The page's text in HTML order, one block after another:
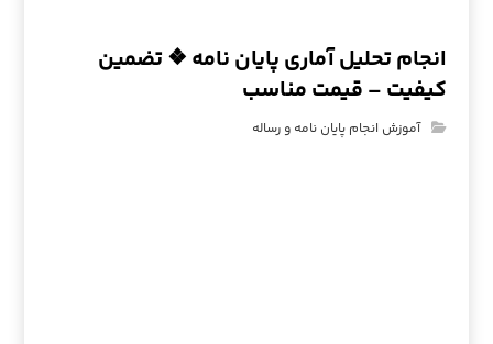
انجام تحلیل آماری پایان نامه ❖ تضمین
کیفیت – قیمت مناسب
آموزش انجام پایان نامه و رساله